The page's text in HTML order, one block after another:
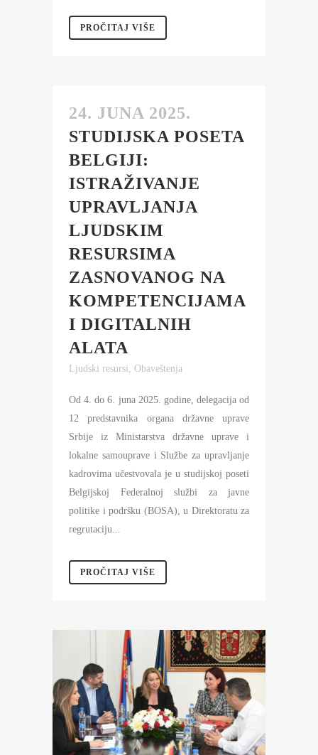
PROČITAJ VIŠE
24. JUNA 2025.
STUDIJSKA POSETA
BELGIJI:
ISTRAŽIVANJE
UPRAVLJANJA
LJUDSKIM
RESURSIMA
ZASNOVANOG NA
KOMPETENCIJAMA
I DIGITALNIH
ALATA
Ljudski resursi, Obaveštenja
Od 4. do 6. juna 2025. godine, delegacija od
12 predstavnika organa državne uprave
Srbije iz Ministarstva državne uprave i
lokalne samouprave i Službe za upravljanje
kadrovima učestvovala je u studijskoj poseti
Belgijskoj Federalnoj službi za javne
politike i podršku (BOSA), u Direktoratu za
regrutaciju...
PROČITAJ VIŠE